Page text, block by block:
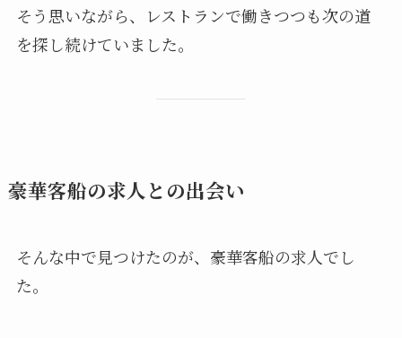
そう思いながら、レストランで働きつつも次の道
を探し続けていました。
豪華客船の求人との出会い
そんな中で見つけたのが、豪華客船の求人でし
た。